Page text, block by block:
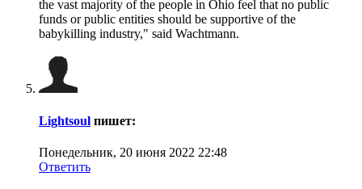
the vast majority of the people in Ohio feel that no public
funds or public entities should be supportive of the
babykilling industry," said Wachtmann.
Lightsoul пишет:
Понедельник, 20 июня 2022 22:48
Ответить